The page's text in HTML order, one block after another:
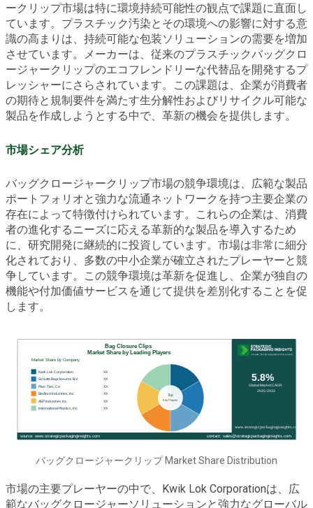
ークリップ市場は特に環境持続可能性の観点で課題に直面し
ています。プラスチック汚染とその環境への影響に対する意
識の高まりは、持続可能な包装ソリューションの需要を増加
させています。メーカーは、従来のプラスチックバッグクロ
ージャークリップのエコフレンドリーな代替品を開発するプ
レッシャーにさらされています。この課題は、企業が消費者
の期待と規制要件を満たす生分解性およびリサイクル可能な
製品を作成しようとする中で、革新の機会を提供します。
市場シェア分析
バッグクロージャークリップ市場の競争環境は、広範な製品
ポートフォリオと強力な流通ネットワークを持つ主要企業の
存在によって特徴付けられています。これらの企業は、消費
者の進化するニーズに応える革新的な製品を導入するため
に、研究開発に継続的に投資しています。市場は非常に細分
化されており、多数の中小企業が確立されたプレーヤーと競
争しています。この競争環境は革新を促進し、企業が独自の
機能や付加価値サービスを通じて提供を差別化することを促
します。
バッグクロージャークリップ Market Share Distribution
市場の主要プレーヤーの中で、Kwik Lok Corporationは、広
範なバッグクロージャーソリューションと強力なグローバル